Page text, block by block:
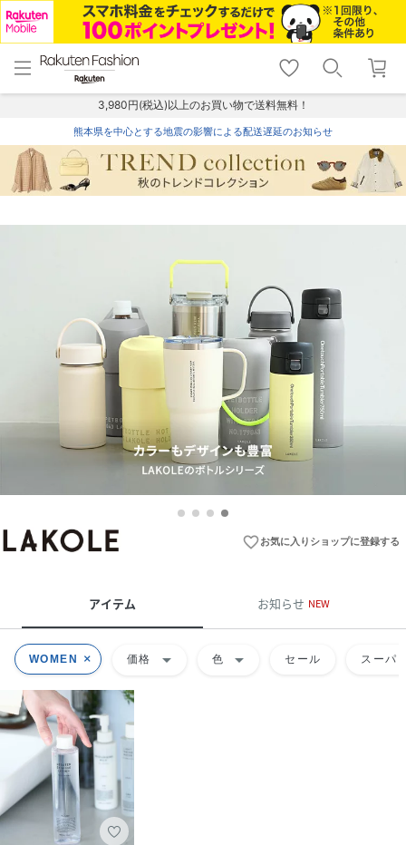
menu home
トップ
shopping_cart lock_outline
ログイン
3,980円(税込)以上のお買い物で送料無料！
熊本県を中心とする地震の影響による配送遅延のお知らせ
favorite_borderお気に入りショップに登録する
アイテム お知らせ NEW
WOMEN 価格 arrow_drop_down 色 arrow_drop_down セール スーパ